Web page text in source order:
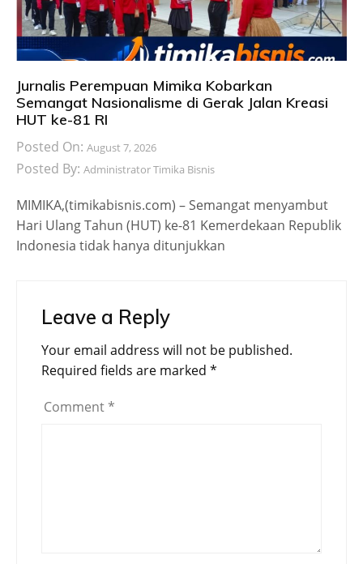
Jurnalis Perempuan Mimika Kobarkan
Semangat Nasionalisme di Gerak Jalan Kreasi
HUT ke-81 RI
Posted On: August 7, 2026
Posted By: Administrator Timika Bisnis
MIMIKA,(timikabisnis.com) – Semangat menyambut
Hari Ulang Tahun (HUT) ke-81 Kemerdekaan Republik
Indonesia tidak hanya ditunjukkan
Leave a Reply
Your email address will not be published.
Required fields are marked *
Comment *